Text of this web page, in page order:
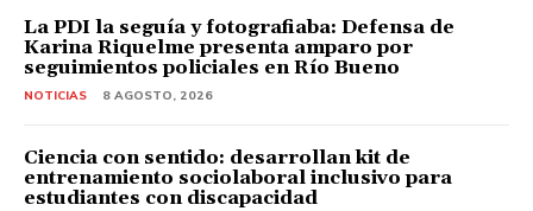
La PDI la seguía y fotografiaba: Defensa de
Karina Riquelme presenta amparo por
seguimientos policiales en Río Bueno
NOTICIAS 8 AGOSTO, 2026
Ciencia con sentido: desarrollan kit de
entrenamiento sociolaboral inclusivo para
estudiantes con discapacidad